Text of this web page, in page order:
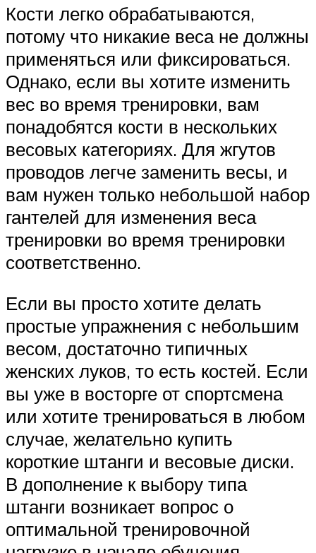
Кости легко обрабатываются,
потому что никакие веса не должны
применяться или фиксироваться.
Однако, если вы хотите изменить
вес во время тренировки, вам
понадобятся кости в нескольких
весовых категориях. Для жгутов
проводов легче заменить весы, и
вам нужен только небольшой набор
гантелей для изменения веса
тренировки во время тренировки
соответственно.
Если вы просто хотите делать
простые упражнения с небольшим
весом, достаточно типичных
женских луков, то есть костей. Если
вы уже в восторге от спортсмена
или хотите тренироваться в любом
случае, желательно купить
короткие штанги и весовые диски.
В дополнение к выбору типа
штанги возникает вопрос о
оптимальной тренировочной